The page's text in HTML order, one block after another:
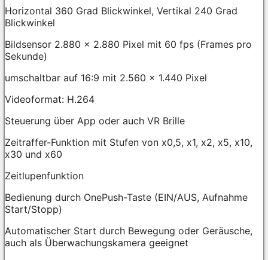
Horizontal 360 Grad Blickwinkel, Vertikal 240 Grad
Blickwinkel
Bildsensor 2.880 x 2.880 Pixel mit 60 fps (Frames pro
Sekunde)
umschaltbar auf 16:9 mit 2.560 x 1.440 Pixel
Videoformat: H.264
Steuerung über App oder auch VR Brille
Zeitraffer-Funktion mit Stufen von x0,5, x1, x2, x5, x10,
x30 und x60
Zeitlupenfunktion
Bedienung durch OnePush-Taste (EIN/AUS, Aufnahme
Start/Stopp)
Automatischer Start durch Bewegung oder Geräusche,
auch als Überwachungskamera geeignet